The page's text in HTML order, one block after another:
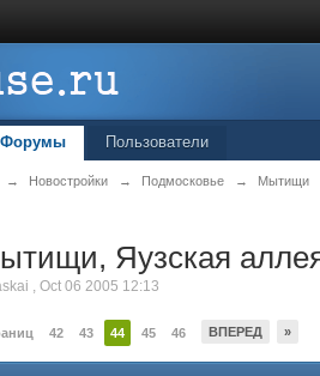
Форумы Пользователи
→ Новостройки → Подмосковье → Мытищи
Яузская
,Oct 06 2005 12:13
42 43 44 45 46 ВПЕРЕД »